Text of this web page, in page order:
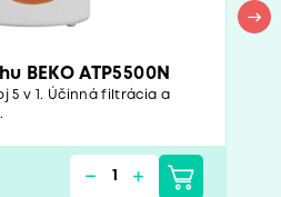
BEKO ATP5500N
5 v 1. Účinná filtrácia a